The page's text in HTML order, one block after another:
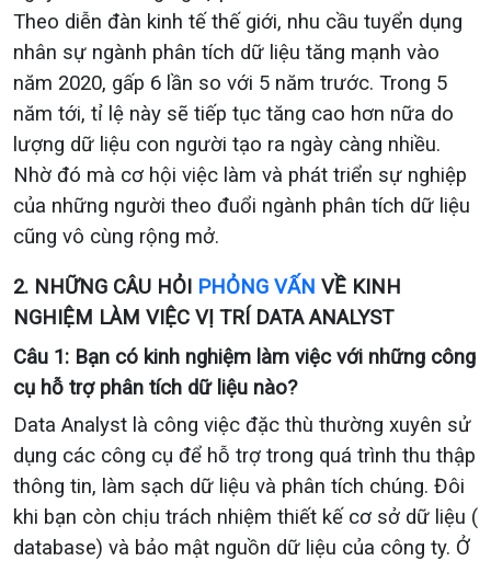
Theo diễn đàn kinh tế thế giới, nhu cầu tuyển dụng
nhân sự ngành phân tích dữ liệu tăng mạnh vào
năm 2020, gấp 6 lần so với 5 năm trước. Trong 5
năm tới, tỉ lệ này sẽ tiếp tục tăng cao hơn nữa do
lượng dữ liệu con người tạo ra ngày càng nhiều.
Nhờ đó mà cơ hội việc làm và phát triển sự nghiệp
của những người theo đuổi ngành phân tích dữ liệu
cũng vô cùng rộng mở.
2. NHỮNG CÂU HỎI PHỎNG VẤN VỀ KINH
NGHIỆM LÀM VIỆC VỊ TRÍ DATA ANALYST
Câu 1: Bạn có kinh nghiệm làm việc với những công
cụ hỗ trợ phân tích dữ liệu nào?
Data Analyst là công việc đặc thù thường xuyên sử
dụng các công cụ để hỗ trợ trong quá trình thu thập
thông tin, làm sạch dữ liệu và phân tích chúng. Đôi
khi bạn còn chịu trách nhiệm thiết kế cơ sở dữ liệu (
database) và bảo mật nguồn dữ liệu của công ty. Ở